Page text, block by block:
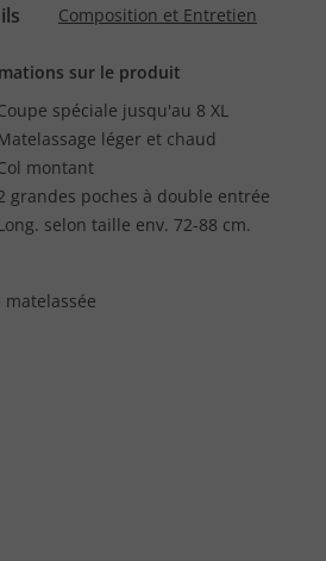
Composition et Entretien
sur le produit
spéciale jusqu'au 8 XL
léger et chaud
montant
grandes poches à double entrée
selon taille env. 72-88 cm.
matelassée